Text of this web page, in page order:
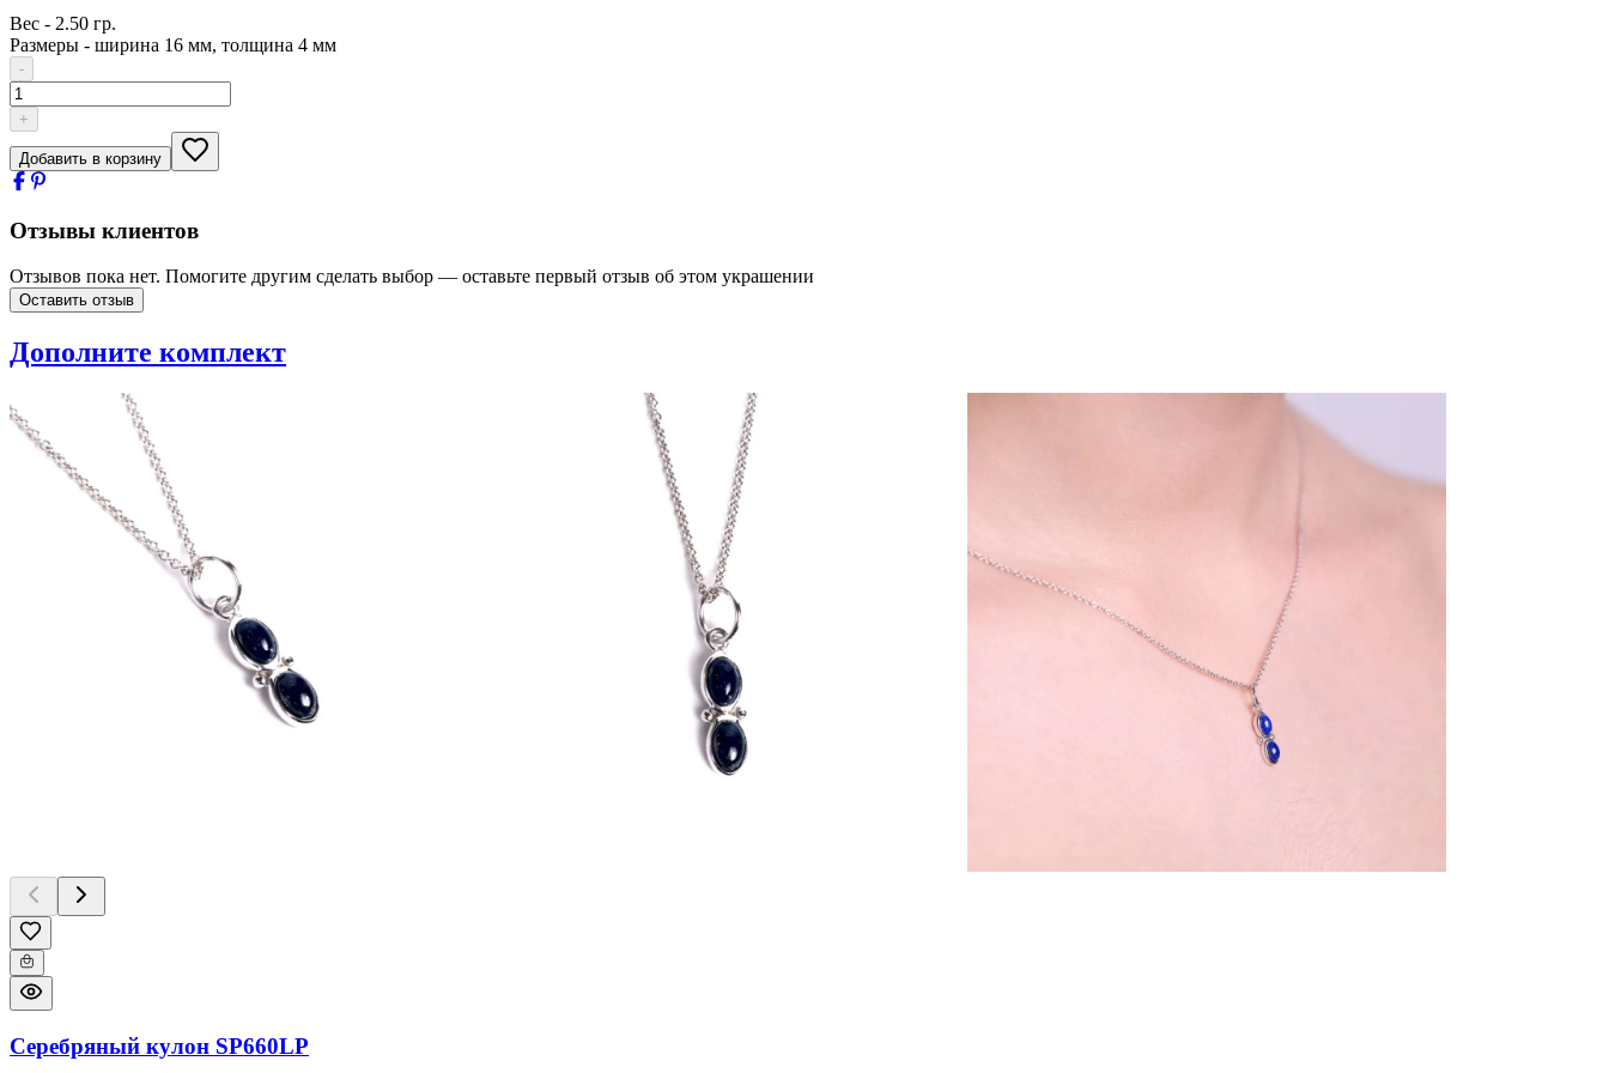
Вес - 2.50 гр.
Размеры - ширина 16 мм, толщина 4 мм
-
+
Добавить в корзину
Отзывы клиентов
Отзывов пока нет. Помогите другим сделать выбор — оставьте первый отзыв об этом украшении
Оставить отзыв
Дополните комплект
Серебряный кулон SP660LP